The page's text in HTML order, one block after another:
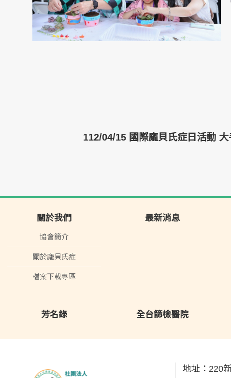
112/04/15 國際龐貝氏症日活動
關於我們
協會簡介
關於龐貝氏症
檔案下載專區
最新消息
芳名錄 全台篩檢醫院
地址： 220